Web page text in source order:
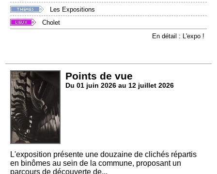
Les Expositions
Cholet
En détail : L'expo !
Points de vue
Du 01 juin 2026 au 12 juillet 2026
L'exposition présente une douzaine de clichés répartis
en binômes au sein de la commune, proposant un
parcours de découverte de...